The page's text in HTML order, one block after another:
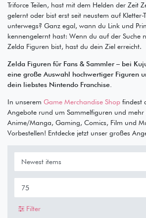
Triforce Teilen, hast mit dem Helden der Zeit
gelernt oder bist erst seit neustem auf Kletter-
unterwegs? Ganz egal, wann du Link und
kennengelernt hast: Wenn du auf der Suche
Zelda Figuren bist, hast du dein Ziel erreicht.
Zelda Figuren für Fans & Sammler – bei
eine große Auswahl hochwertiger Figuren
dein liebstes Nintendo Franchise.
In unserem Game Merchandise Shop findest
Angebote rund um Sammelfiguren und mehr
Anime/Manga, Gaming, Comics, Film und
Vorbestellen! Entdecke jetzt unser großes
Filter